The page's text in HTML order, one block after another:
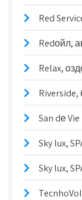
Red
Redойл,
Relax,
San dе Vie
Sky lux,
Sky lux,